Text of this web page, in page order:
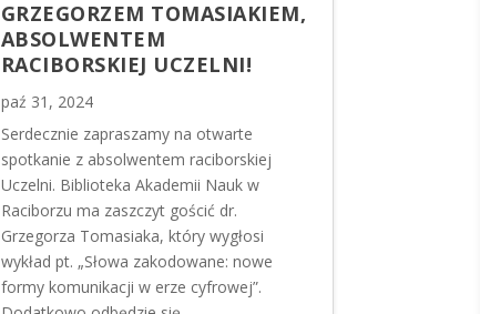
GRZEGORZEM TOMASIAKIEM,
ABSOLWENTEM
RACIBORSKIEJ UCZELNI!
paź 31, 2024
Serdecznie zapraszamy na otwarte
spotkanie z absolwentem raciborskiej
Uczelni. Biblioteka Akademii Nauk w
Raciborzu ma zaszczyt gościć dr.
Grzegorza Tomasiaka, który wygłosi
wykład pt. „Słowa zakodowane: nowe
formy komunikacji w erze cyfrowej”.